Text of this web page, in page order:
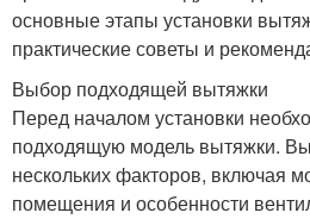
основные этапы установки
практические советы и
Выбор подходящей вытяжки
Перед началом установки
подходящую модель вытяжки.
нескольких факторов, включая
помещения и особенности